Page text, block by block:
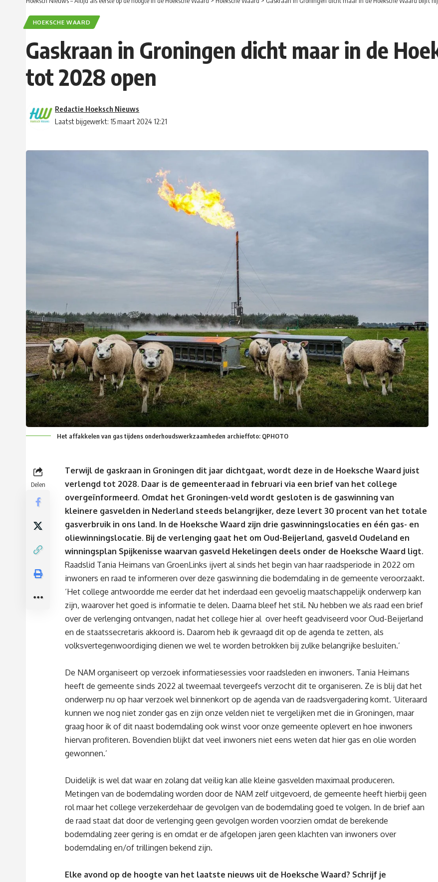
HOEKSCHE WAARD
Gaskraan in Groningen dicht maar in de
tot 2028 open
Laatst bijgewerkt: 15 maart 2024 12:21
Redactie Hoeksch Nieuws
Het affakkelen van gas tijdens onderhoudswerkzaamheden archieffoto: QPHOTO
Delen
Terwijl de gaskraan in Groningen dit jaar dichtgaat, wordt deze in de Hoeksche Waard juist
verlengd tot 2028. Daar is de gemeenteraad in februari via een brief van het college
overgeïnformeerd. Omdat het Groningen-veld wordt gesloten is de gaswinning van
kleinere gasvelden in Nederland steeds belangrijker, deze levert 30 procent van het totale
gasverbruik in ons land. In de Hoeksche Waard zijn drie gaswinningslocaties en één gas- en
oliewinningslocatie. Bij de verlenging gaat het om Oud-Beijerland, gasveld Oudeland en
winningsplan Spijkenisse waarvan gasveld Hekelingen deels onder de Hoeksche Waard ligt.
Raadslid Tania Heimans van GroenLinks ijvert al sinds het begin van haar raadsperiode in 2022 om
inwoners en raad te informeren over deze gaswinning die bodemdaling in de gemeente veroorzaakt.
‘Het college antwoordde me eerder dat het inderdaad een gevoelig maatschappelijk onderwerp kan
zijn, waarover het goed is informatie te delen. Daarna bleef het stil. Nu hebben we als raad een brief
over de verlenging ontvangen, nadat het college hier al over heeft geadviseerd voor Oud-Beijerland
en de staatssecretaris akkoord is. Daarom heb ik gevraagd dit op de agenda te zetten, als
volksvertegenwoordiging dienen we wel te worden betrokken bij zulke belangrijke besluiten.’
De NAM organiseert op verzoek informatiesessies voor raadsleden en inwoners. Tania Heimans
heeft de gemeente sinds 2022 al tweemaal tevergeefs verzocht dit te organiseren. Ze is blij dat het
onderwerp nu op haar verzoek wel binnenkort op de agenda van de raadsvergadering komt. ‘Uiteraard
kunnen we nog niet zonder gas en zijn onze velden niet te vergelijken met die in Groningen, maar
graag hoor ik of dit naast bodemdaling ook winst voor onze gemeente oplevert en hoe inwoners
hiervan profiteren. Bovendien blijkt dat veel inwoners niet eens weten dat hier gas en olie worden
gewonnen.’
Duidelijk is wel dat waar en zolang dat veilig kan alle kleine gasvelden maximaal produceren.
Metingen van de bodemdaling worden door de NAM zelf uitgevoerd, de gemeente heeft hierbij geen
rol maar het college verzekerdehaar de gevolgen van de bodemdaling goed te volgen. In de brief aan
de raad staat dat door de verlenging geen gevolgen worden voorzien omdat de berekende
bodemdaling zeer gering is en omdat er de afgelopen jaren geen klachten van inwoners over
bodemdaling en/of trillingen bekend zijn.
Elke avond op de hoogte van het laatste nieuws uit de Hoeksche Waard? Schrijf je